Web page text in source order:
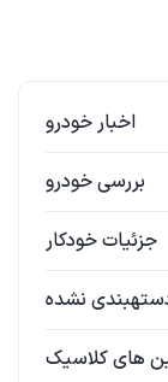
اخبار خودرو
بررسی خودرو
جزئیات خودکار
نشده
های کلاسیک